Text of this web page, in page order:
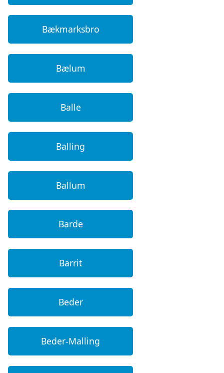
Bækmarksbro
Bælum
Balle
Balling
Ballum
Barde
Barrit
Beder
Beder-Malling